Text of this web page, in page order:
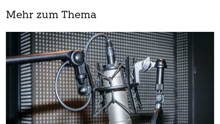
Mehr zum Thema